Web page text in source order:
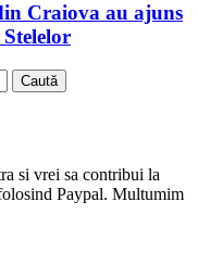
Craiova au ajuns
si vrei sa contribui la
Paypal. Multumim